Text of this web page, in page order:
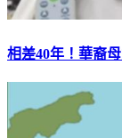
相差40年！華裔